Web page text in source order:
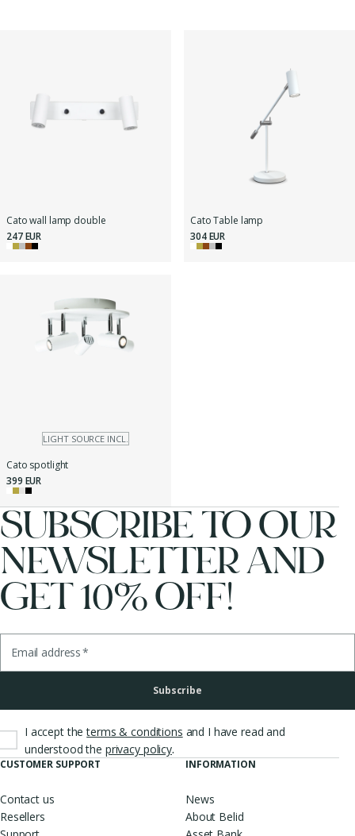
Cato wall lamp double
247 EUR
Cato Table lamp
304 EUR
LIGHT SOURCE INCL.
Cato spotlight
399 EUR
SUBSCRIBE TO OUR
NEWSLETTER AND
GET 10% OFF!
Email address*
Subscribe
I accept the terms & conditions and I have read and
understood the privacy policy.
CUSTOMER SUPPORT
Contact us
Resellers
INFORMATION
News
About Belid